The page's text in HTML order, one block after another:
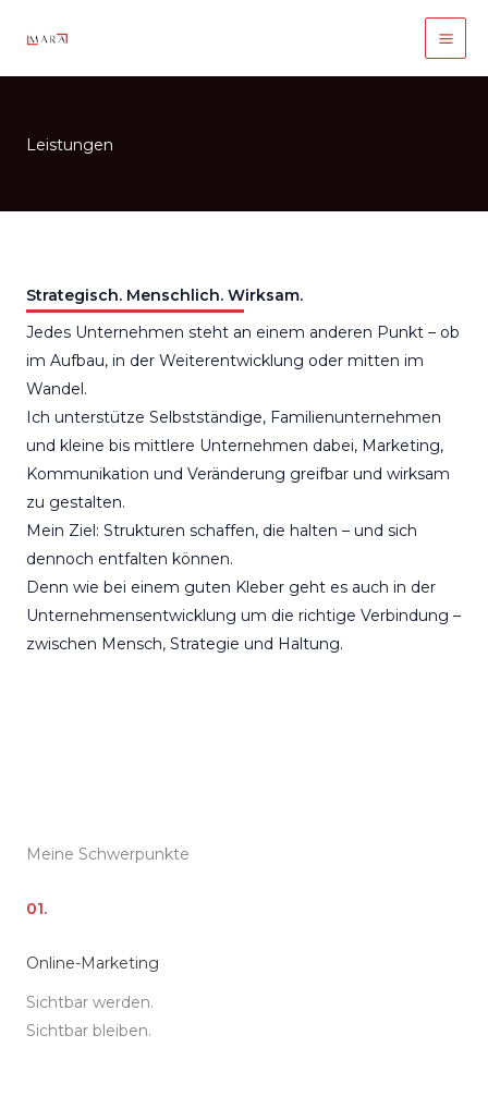
Inhalt
Leistungen
Strategisch. Menschlich. Wirksam.
Jedes Unternehmen steht an einem anderen Punkt – ob
im Aufbau, in der Weiterentwicklung oder mitten im
Wandel.
Ich unterstütze Selbstständige, Familienunternehmen
und kleine bis mittlere Unternehmen dabei, Marketing,
Kommunikation und Veränderung greifbar und wirksam
zu gestalten.
Mein Ziel: Strukturen schaffen, die halten – und sich
dennoch entfalten können.
Denn wie bei einem guten Kleber geht es auch in der
Unternehmensentwicklung um die richtige Verbindung –
zwischen Mensch, Strategie und Haltung.
Meine Schwerpunkte
01.
Online-Marketing
Sichtbar werden.
Sichtbar bleiben.